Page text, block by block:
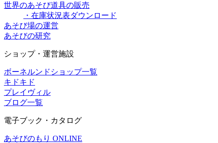
世界のあそび道具の販売
・在庫状況表ダウンロード
あそび場の運営
あそびの研究
ショップ・運営施設
ボーネルンドショップ一覧
キドキド
プレイヴィル
ブログ一覧
電子ブック・カタログ
あそびのもり ONLINE